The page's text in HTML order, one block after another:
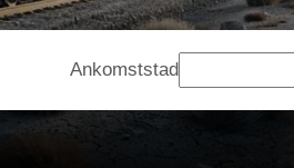
Ankomststad